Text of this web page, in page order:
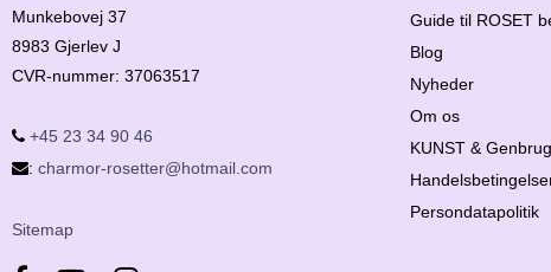
Munkebovej 37
8983 Gjerlev J
CVR-nummer: 37063517
+45 23 34 90 46
: charmor-rosetter@hotmail.com
Sitemap
Guide til ROSET
Blog
Nyheder
Om os
KUNST &
Persondatapolitik